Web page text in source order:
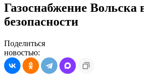
Газоснабжение Вольска
безопасности
Поделиться
новостью: